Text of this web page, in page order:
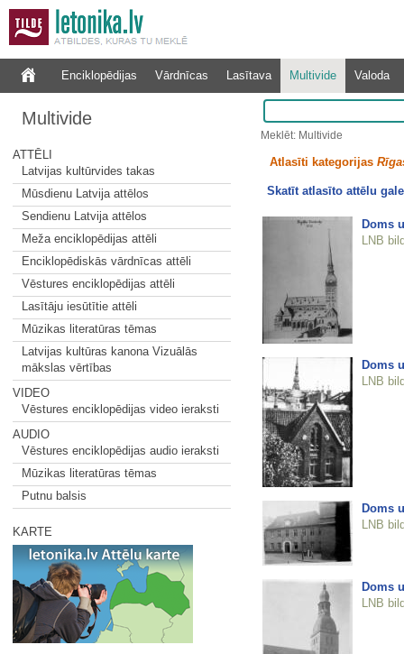
Enciklopēdijas Vārdnīcas Lasītava Multivide Valoda
Multivide
ATTĒLI
Latvijas kultūrvides takas
Mūsdienu Latvija attēlos
Sendienu Latvija attēlos
Meža enciklopēdijas attēli
Enciklopēdiskās vārdnīcas attēli
Vēstures enciklopēdijas attēli
Lasītāju iesūtītie attēli
Mūzikas literatūras tēmas
Latvijas kultūras kanona Vizuālās
mākslas vērtības
VIDEO
Vēstures enciklopēdijas video ieraksti
AUDIO
Vēstures enciklopēdijas audio ieraksti
Mūzikas literatūras tēmas
Putnu balsis
KARTE
Meklēt: Multivide
Atlasīti kategorijas
Skatīt atlasīto attēlu
Doms
LNB
Doms
LNB
Doms
LNB
Doms
LNB